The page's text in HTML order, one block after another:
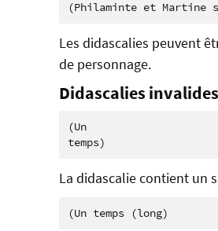
Les didascalies peuvent
de personnage.
Didascalies
(Un
La didascalie contient un